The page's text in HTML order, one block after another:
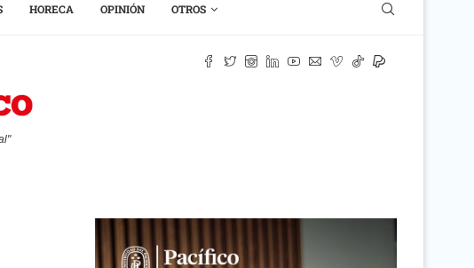
HORECA OPINIÓN OTROS